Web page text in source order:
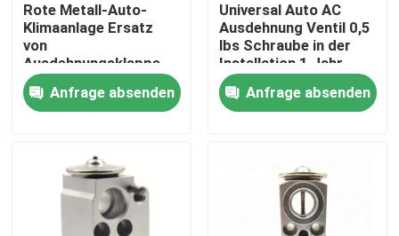
Startseite
Videos
Rote Metall-Auto-
Klimaanlage Ersatz
von
Ausdehnungsklappe
Universelle
Kompatibilität
Anfrage absenden
Universal Auto AC
Ausdehnung Ventil 0,5
lbs Schraube in der
Installation 1 Jahr
Garantie
Anfrage absenden